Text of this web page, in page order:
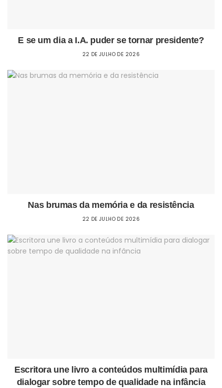
E se um dia a I.A. puder se tornar presidente?
22 DE JULHO DE 2026
Nas brumas da memória e da resistência
22 DE JULHO DE 2026
Escritora une livro a conteúdos multimídia para
dialogar sobre tempo de qualidade na infância